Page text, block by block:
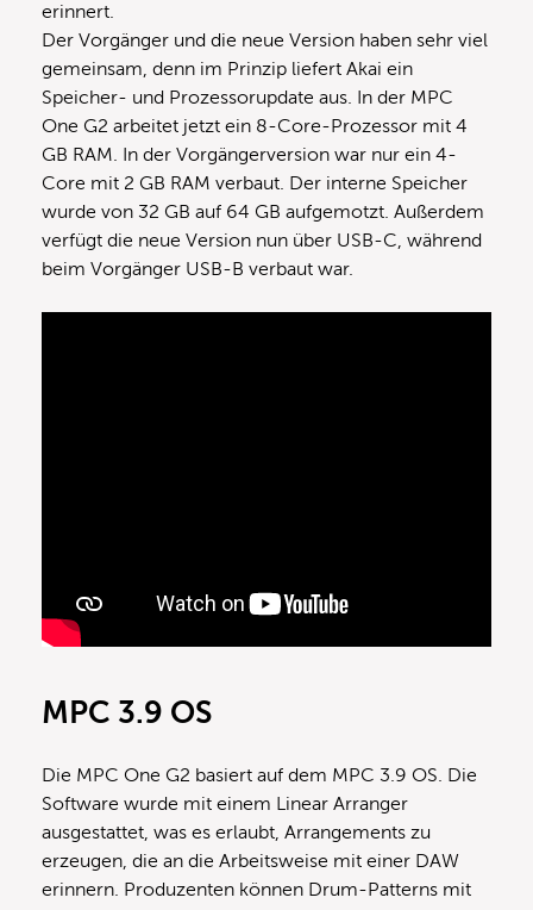
erinnert.
Der Vorgänger und die neue Version haben sehr viel
gemeinsam, denn im Prinzip liefert Akai ein
Speicher- und Prozessorupdate aus. In der MPC
One G2 arbeitet jetzt ein 8-Core-Prozessor mit 4
GB RAM. In der Vorgängerversion war nur ein 4-
Core mit 2 GB RAM verbaut. Der interne Speicher
wurde von 32 GB auf 64 GB aufgemotzt. Außerdem
verfügt die neue Version nun über USB-C, während
beim Vorgänger USB-B verbaut war.
MPC 3.9 OS
Die MPC One G2 basiert auf dem MPC 3.9 OS. Die
Software wurde mit einem Linear Arranger
ausgestattet, was es erlaubt, Arrangements zu
erzeugen, die an die Arbeitsweise mit einer DAW
erinnern. Produzenten können Drum-Patterns mit